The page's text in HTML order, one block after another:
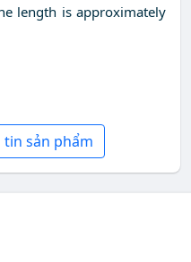
length is approximately
sản phẩm